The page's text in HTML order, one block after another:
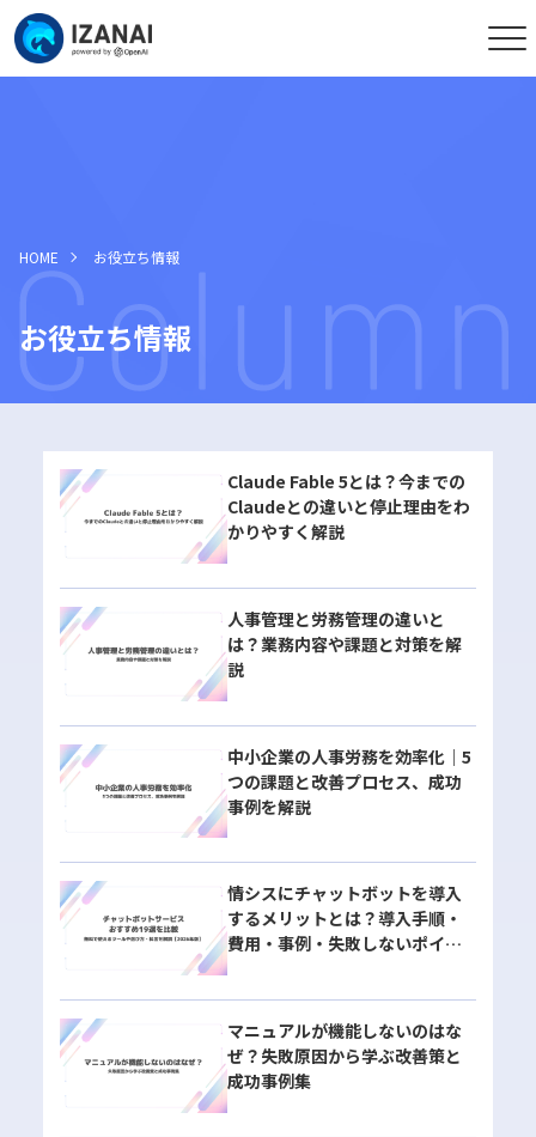
HOME お役立ち情報
お役立ち情報
Claude Fable 5とは？今までの
Claudeとの違いと停止理由をわ
かりやすく解説
人事管理と労務管理の違いと
は？業務内容や課題と対策を解
説
中小企業の人事労務を効率化｜5
つの課題と改善プロセス、成功
事例を解説
情シスにチャットボットを導入
するメリットとは？導入手順・
費用・事例・失敗しないポイン
マニュアルが機能しないのはな
ぜ？失敗原因から学ぶ改善策と
成功事例集